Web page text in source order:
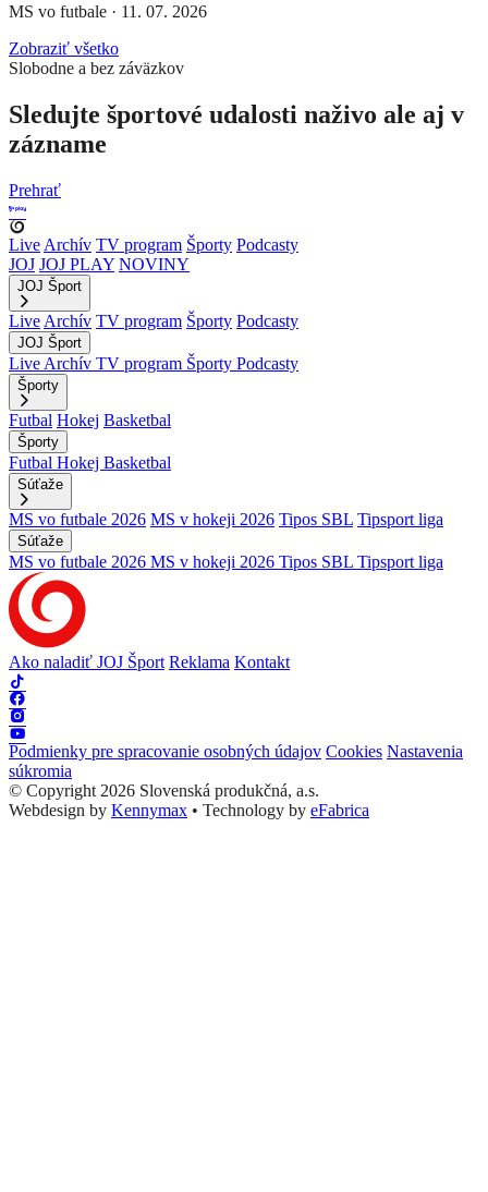
MS vo futbale · 11. 07. 2026
Zobraziť všetko
Slobodne a bez záväzkov
Sledujte športové udalosti naživo ale aj v
zázname
Prehrať
Live Archív TV program Športy Podcasty
JOJ JOJ PLAY NOVINY
JOJ Šport
Live Archív TV program Športy Podcasty
JOJ Šport
Live Archív TV program Športy Podcasty
Športy
Futbal Hokej Basketbal
Športy
Futbal Hokej Basketbal
Súťaže
MS vo futbale 2026 MS v hokeji 2026 Tipos SBL Tipsport liga
Súťaže
MS vo futbale 2026 MS v hokeji 2026 Tipos SBL Tipsport liga
Ako naladiť JOJ Šport Reklama Kontakt
Podmienky pre spracovanie osobných údajov Cookies Nastavenia
súkromia
© Copyright 2026 Slovenská produkčná, a.s.
Webdesign by Kennymax • Technology by eFabrica